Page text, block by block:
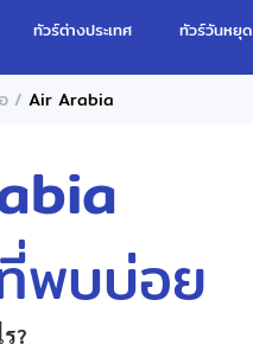
ทัวร์ต่างประเทศ ทัวร์วันหยุด
/ Air Arabia
พบบ่อย
?